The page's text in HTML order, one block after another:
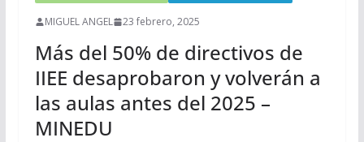
MIGUEL ANGEL 23 febrero, 2025
Más del 50% de directivos de
IIEE desaprobaron y volverán a
las aulas antes del 2025 –
MINEDU